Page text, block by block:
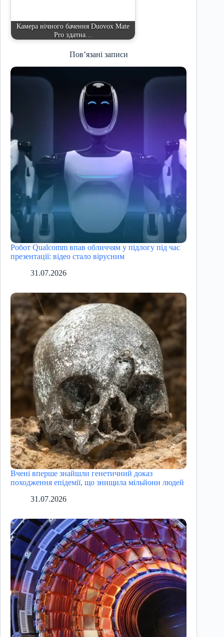
Камера нічного бачення Duovox Mate
Pro здатна…
Пов’язані записи
Робот Qualcomm впав обличчям у підлогу під час
презентації: відео стало вірусним
31.07.2026
Вчені вперше знайшли генетичний доказ
походження епідемії, що знищила мільйони людей
31.07.2026